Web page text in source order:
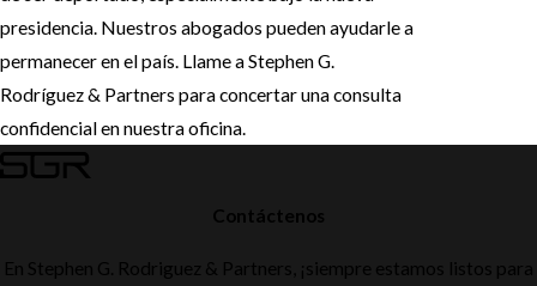
presidencia. Nuestros abogados pueden ayudarle a
permanecer en el país. Llame a Stephen G.
Rodríguez & Partners para concertar una consulta
confidencial en nuestra oficina.
Contáctenos
En Stephen G. Rodriguez & Partners, ¡siempre estamos listos para